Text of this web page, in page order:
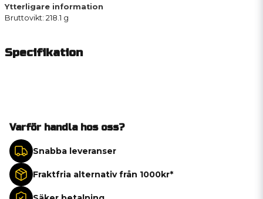
Ytterligare information
Bruttovikt: 218.1 g
Specifikation
Varför handla hos oss?
Snabba leveranser
Fraktfria alternativ från 1000kr*